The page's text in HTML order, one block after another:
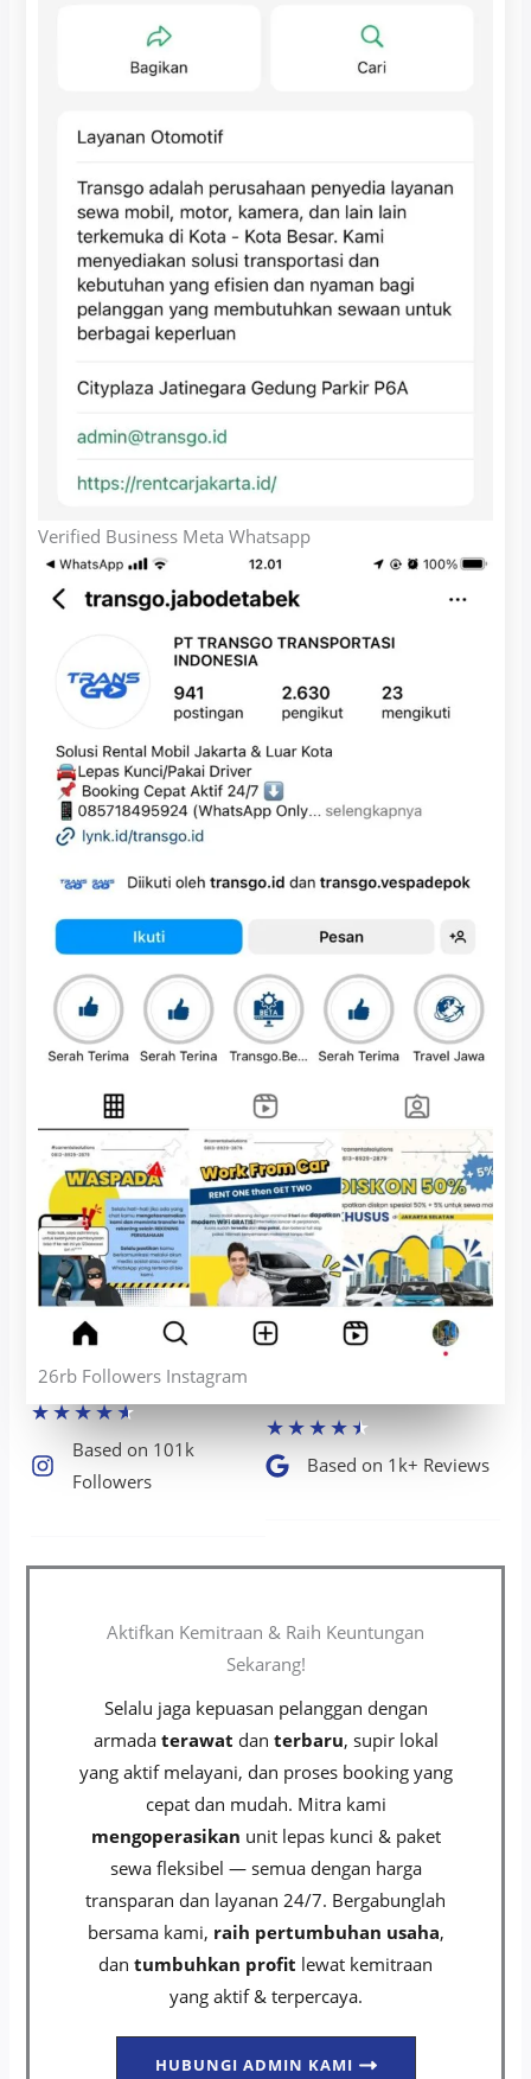
Verified Business Meta Whatsapp
26rb Followers Instagram
★★★★★
Based on 101k
Followers​
★★★★★
Based on 1k+ Reviews​
Aktifkan Kemitraan & Raih Keuntungan
Sekarang!
Selalu jaga kepuasan pelanggan dengan
armada terawat dan terbaru, supir lokal
yang aktif melayani, dan proses booking yang
cepat dan mudah. Mitra kami
mengoperasikan unit lepas kunci & paket
sewa fleksibel — semua dengan harga
transparan dan layanan 24/7. Bergabunglah
bersama kami, raih pertumbuhan usaha,
dan tumbuhkan profit lewat kemitraan
yang aktif & terpercaya.
HUBUNGI ADMIN KAMI